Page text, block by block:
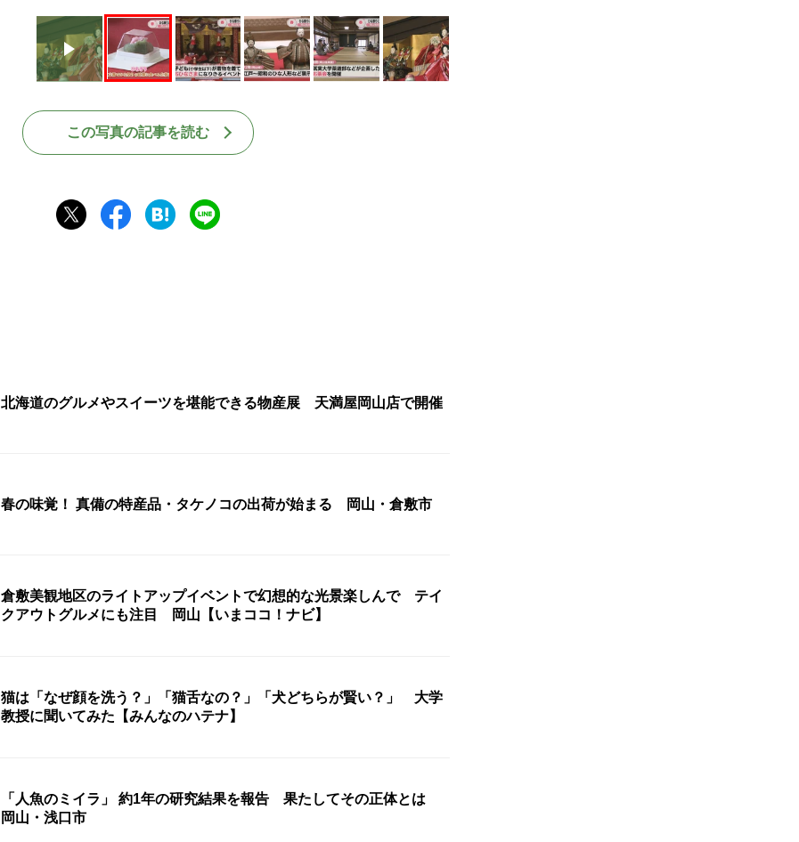
この写真の記事を読む
北海道のグルメやスイーツを堪能できる物産展 天満屋岡山店で開催
春の味覚！ 真備の特産品・タケノコの出荷が始まる 岡山・倉敷市
倉敷美観地区のライトアップイベントで幻想的な光景楽しんで テイ
クアウトグルメにも注目 岡山【いまココ！ナビ】
猫は「なぜ顔を洗う？」「猫舌なの？」「犬どちらが賢い？」 大学
教授に聞いてみた【みんなのハテナ】
「人魚のミイラ」 約1年の研究結果を報告 果たしてその正体とは
岡山・浅口市